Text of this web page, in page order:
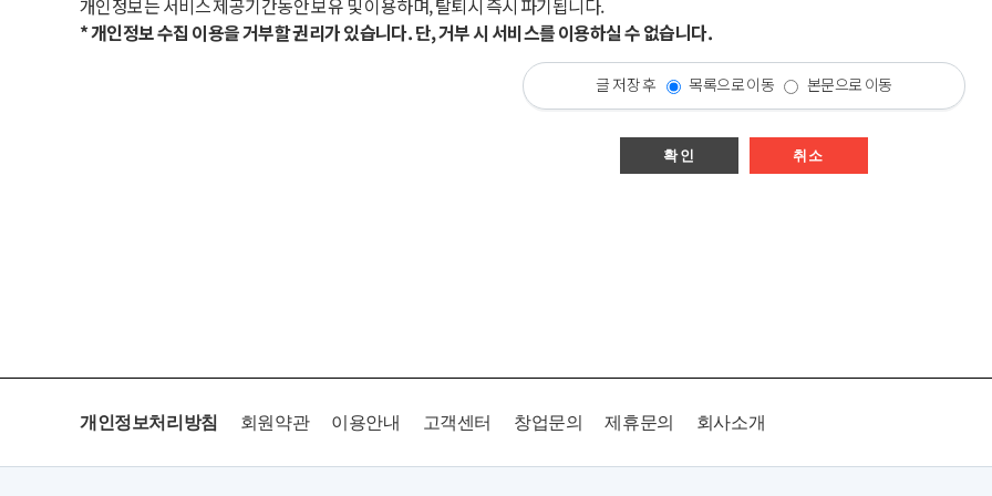
* 개인정보 수집 이용을 거부할 권리가 있습니다. 단, 거부 시 서비스를 이용하실 수 없습니다.
글 저장 후 목록으로 이동 본문으로 이동
확인 취소
개인정보처리방침 회원약관 이용안내 고객센터 창업문의 제휴문의 회사소개